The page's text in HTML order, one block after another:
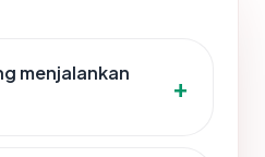
menjalankan